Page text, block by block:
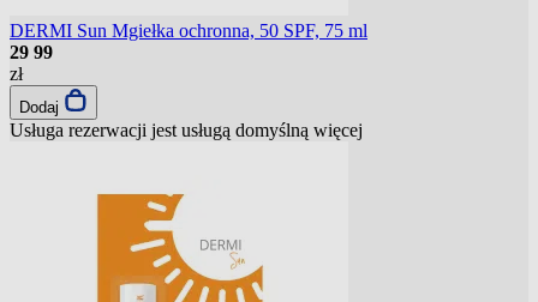
DERMI Sun Mgiełka ochronna, 50 SPF, 75 ml
29 99
zł
Dodaj
Usługa rezerwacji jest usługą domyślną więcej